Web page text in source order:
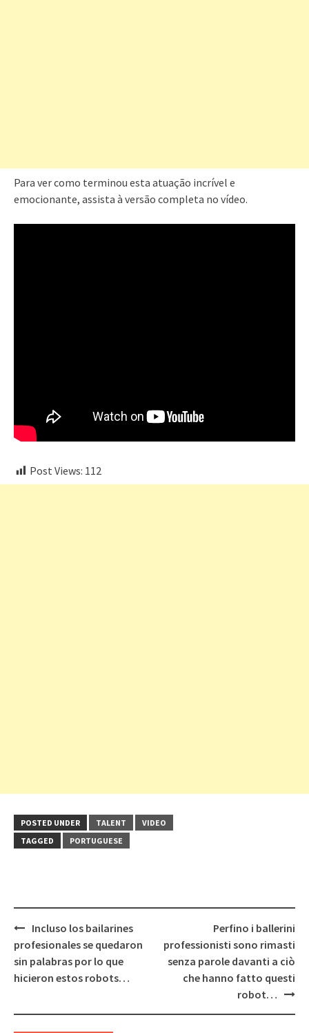
Para ver como terminou esta atuação incrível e
emocionante, assista à versão completa no vídeo.
Post Views: 112
POSTED UNDER TALENT
VIDEO
TAGGED
PORTUGUESE
Post
navigation
Incluso los bailarines
profesionales se quedaron
sin palabras por lo que
hicieron estos robots…
Perfino i ballerini
professionisti sono rimasti
senza parole davanti a ciò
che hanno fatto questi
robot…